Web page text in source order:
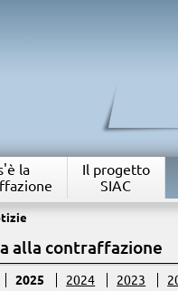
la
Il progetto
SIAC
alla contraffazione
2025 2024 2023